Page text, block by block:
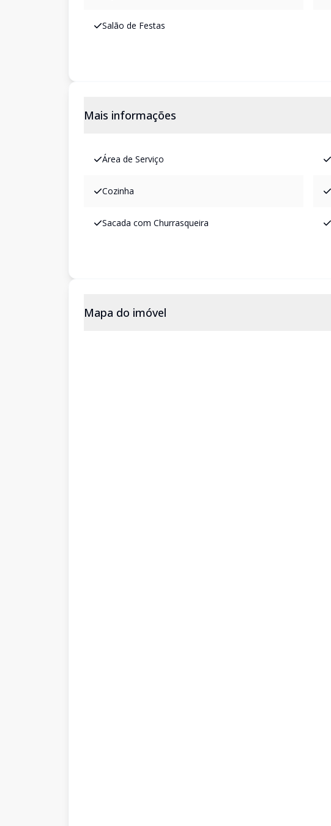
Salão de Festas
Mais informações
Área de Serviço
Cozinha
Sacada com Churrasqueira
Mapa do imóvel